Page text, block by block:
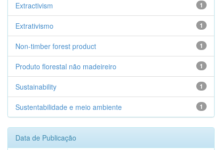
1
Extractivism
1
Extrativismo
1
Non-timber forest product
1
Produto florestal não madeireiro
1
Sustainability
1
Sustentabilidade e meio ambiente
Data de Publicação